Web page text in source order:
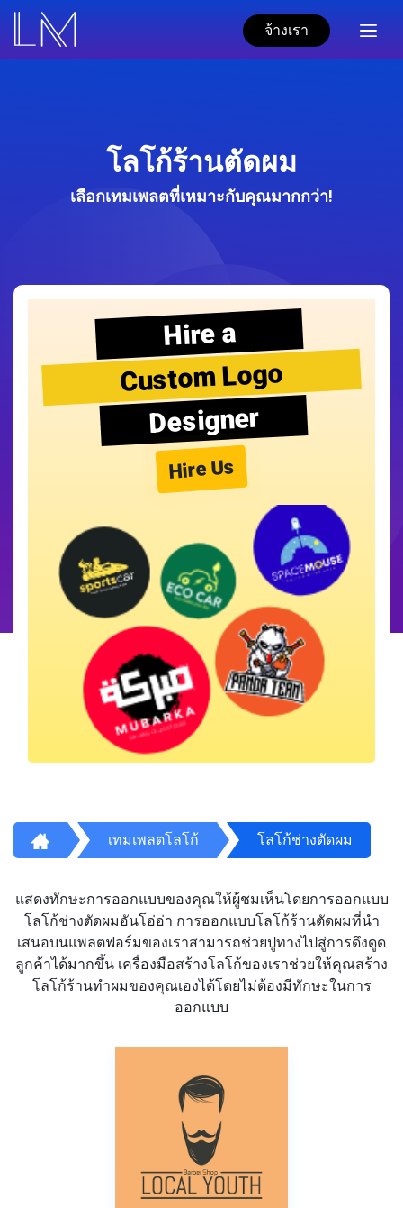
จ้างเรา
โลโก้ร้านตัดผม
เลือกเทมเพลตที่เหมาะกับคุณมากกว่า!
Hire a
Custom Logo
Designer
Hire Us
เทมเพลตโลโก้ โลโก้ช่างตัดผม
แสดงทักษะการออกแบบของคุณให้ผู้ชมเห็นโดยการออกแบบ
โลโก้ช่างตัดผมอันโอ่อ่า การออกแบบโลโก้ร้านตัดผมที่นำ
เสนอบนแพลตฟอร์มของเราสามารถช่วยปูทางไปสู่การดึงดูด
ลูกค้าได้มากขึ้น เครื่องมือสร้างโลโก้ของเราช่วยให้คุณสร้าง
โลโก้ร้านทำผมของคุณเองได้โดยไม่ต้องมีทักษะในการ
ออกแบบ